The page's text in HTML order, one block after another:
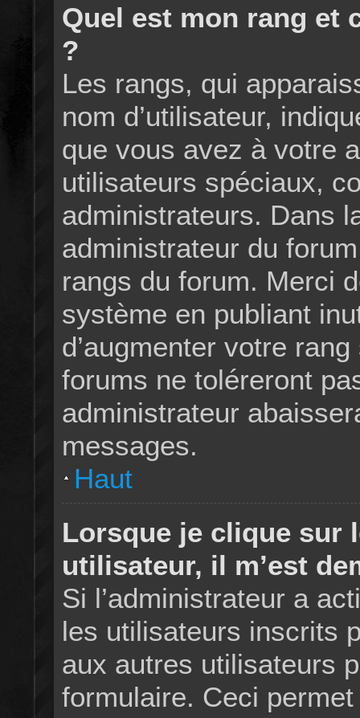
Quel est mon rang et
?
Les rangs, qui
nom d’utilisateur,
que vous avez à votre
utilisateurs spéciaux,
administrateurs. Dans
administrateur du
rangs du forum. Merci
système en publiant
d’augmenter votre
forums ne toléreront
administrateur
messages.
Haut
Lorsque je clique sur
utilisateur, il m’est
Si l’administrateur a
les utilisateurs inscrits
aux autres utilisateurs
formulaire. Ceci